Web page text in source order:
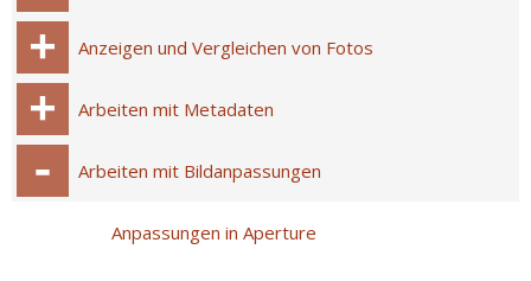
Anzeigen und Vergleichen von Fotos
Arbeiten mit Metadaten
Arbeiten mit Bildanpassungen
Anpassungen in Aperture